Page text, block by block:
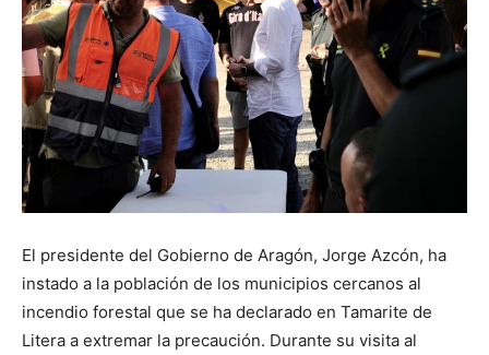
El presidente del Gobierno de Aragón, Jorge Azcón, ha
instado a la población de los municipios cercanos al
incendio forestal que se ha declarado en Tamarite de
Litera a extremar la precaución. Durante su visita al